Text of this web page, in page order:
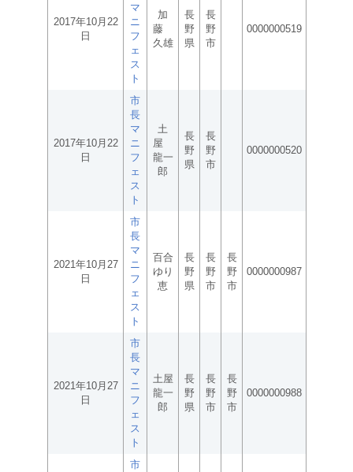
2017年10月22
日
マ
ニ
フ
ェ
ス
ト
加
藤
久雄
長
野
県
長
野
市
0000000519
2017年10月22
日
市
長
マ
ニ
フ
ェ
ス
ト
土
屋
龍一
郎
長
野
県
長
野
市
0000000520
2021年10月27
日
市
長
マ
ニ
フ
ェ
ス
ト
百合
ゆり
恵
長
野
県
長
野
市
長
野
市
0000000987
2021年10月27
日
市
長
マ
ニ
フ
ェ
ス
ト
土屋
龍一
郎
長
野
県
長
野
市
長
野
市
0000000988
市